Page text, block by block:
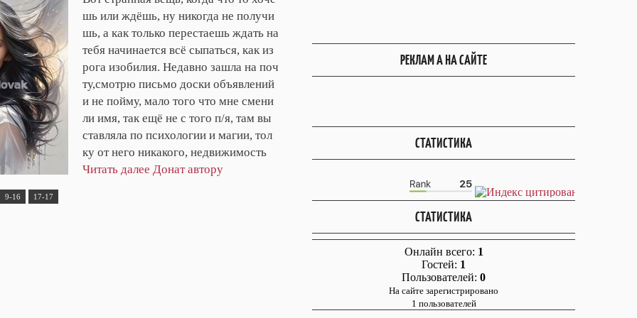
шь или ждёшь, ну никогда не получи
шь, а как только перестаешь ждать на
тебя начинается всё сыпаться, как из
рога изобилия. Недавно зашла на поч
ту,смотрю письмо доски объявлений
и не пойму, мало того что мне смени
ли имя, так ещё не с того п/я, там вы
ставляла по психологии и магии, тол
ку от него никакого, недвижимость
Читать далее Донат автору
9-16 17-17
РЕКЛАМ А НА САЙТЕ
СТАТИСТИКА
СТАТИСТИКА
Онлайн всего: 1
Гостей: 1
Пользователей: 0
На сайте зарегистрировано
1 пользователей